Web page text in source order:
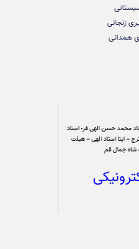
زنجانی
همدانی
محمد حسن الهی فر- استاد
– ایتا استاد الهی – هیئت
شاه جمال قم